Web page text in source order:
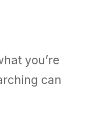
you’re
can